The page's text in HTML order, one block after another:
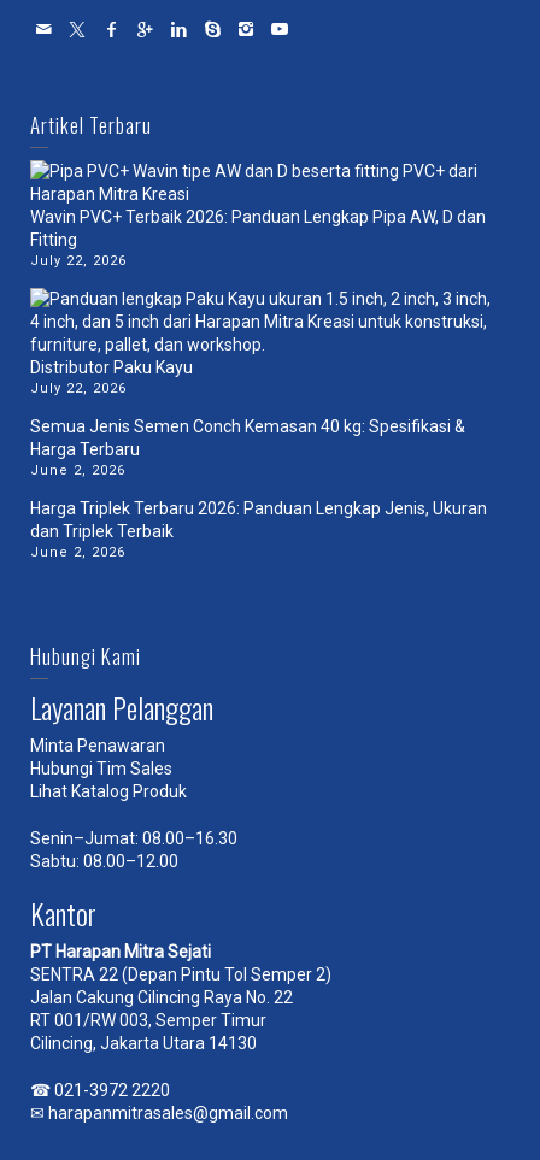
Artikel Terbaru
Wavin PVC+ Terbaik 2026: Panduan Lengkap Pipa AW, D dan
Fitting
July 22, 2026
Distributor Paku Kayu
July 22, 2026
Semua Jenis Semen Conch Kemasan 40 kg: Spesifikasi &
Harga Terbaru
June 2, 2026
Harga Triplek Terbaru 2026: Panduan Lengkap Jenis, Ukuran
dan Triplek Terbaik
June 2, 2026
Hubungi Kami
Layanan Pelanggan
Minta Penawaran
Hubungi Tim Sales
Lihat Katalog Produk
Senin–Jumat: 08.00–16.30
Sabtu: 08.00–12.00
Kantor
PT Harapan Mitra Sejati
SENTRA 22 (Depan Pintu Tol Semper 2)
Jalan Cakung Cilincing Raya No. 22
RT 001/RW 003, Semper Timur
Cilincing, Jakarta Utara 14130
☎021-3972 2220
✉ harapanmitrasales@gmail.com